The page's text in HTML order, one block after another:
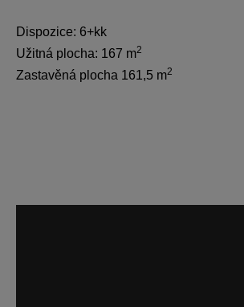
Dispozice: 6+kk
Užitná plocha: 167 m2
Zastavěná plocha 161,5 m2